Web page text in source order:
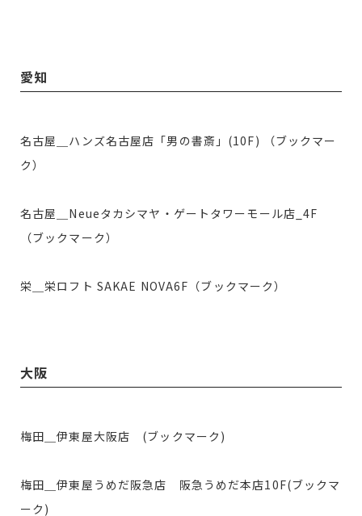
愛知
名古屋＿ハンズ名古屋店「男の書斎」(10F) （ブックマー
ク）
名古屋＿Neueタカシマヤ・ゲートタワーモール店_4F
（ブックマーク）
栄＿栄ロフト SAKAE NOVA6F（ブックマーク）
大阪
梅田＿伊東屋大阪店 (ブックマーク)
梅田＿伊東屋うめだ阪急店 阪急うめだ本店10F(ブックマ
ーク)